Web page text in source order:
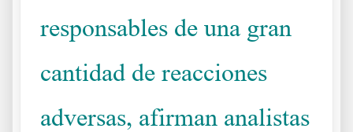
responsables de una gran
cantidad de reacciones
adversas, afirman analistas